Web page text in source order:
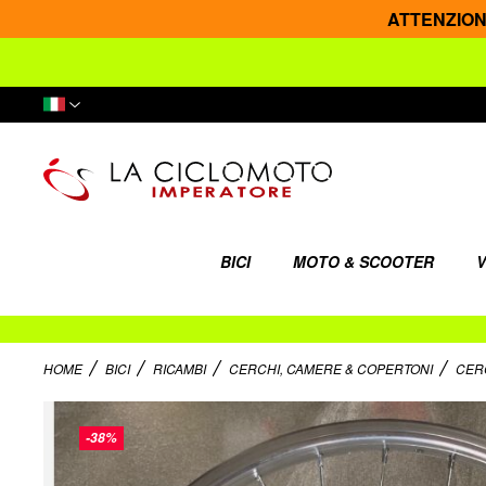
Lingua
BICI MOTO & SCOOTER
HOME BICI RICAMBI CERCHI, CAMERE & COPERTONI
Vai
alla
fine
-38%